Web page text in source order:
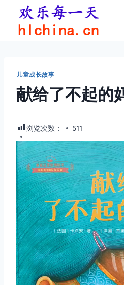
儿童成长故事
献给了不起的
浏览次数： 511